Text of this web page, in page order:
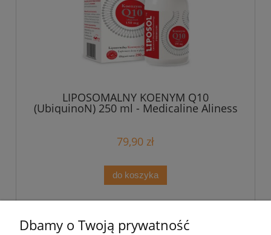
LIPOSOMALNY KOENYM Q10
(UbiquinoN) 250 ml - Medicaline Aliness
79,90 zł
do koszyka
«
Dbamy o Twoją prywatność